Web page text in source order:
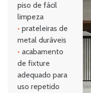
piso de fácil
limpeza
• prateleiras de
metal duráveis
• acabamento
de fixture
adequado para
uso repetido